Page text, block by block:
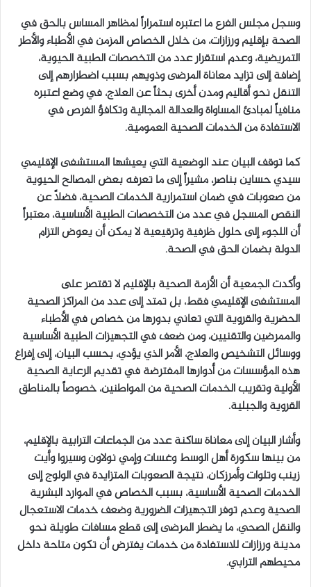
وسجل مجلس الفرع ما اعتبره استمراراً لمظاهر المساس بالحق في
الصحة بإقليم ورزازات، من خلال الخصاص المزمن في الأطباء والأطر
التمريضية، وعدم استقرار عدد من التخصصات الطبية الحيوية،
إضافة إلى تزايد معاناة المرضى وذويهم بسبب اضطرارهم إلى
التنقل نحو أقاليم ومدن أخرى بحثاً عن العلاج، في وضع اعتبره
منافياً لمبادئ المساواة والعدالة المجالية وتكافؤ الفرص في
الاستفادة من الخدمات الصحية العمومية.
كما توقف البيان عند الوضعية التي يعيشها المستشفى الإقليمي
سيدي حساين بناصر، مشيراً إلى ما تعرفه بعض المصالح الحيوية
من صعوبات في ضمان استمرارية الخدمات الصحية، فضلاً عن
النقص المسجل في عدد من التخصصات الطبية الأساسية، معتبراً
أن اللجوء إلى حلول ظرفية وترقيعية لا يمكن أن يعوض التزام
الدولة بضمان الحق في الصحة.
وأكدت الجمعية أن الأزمة الصحية بالإقليم لا تقتصر على
المستشفى الإقليمي فقط، بل تمتد إلى عدد من المراكز الصحية
الحضرية والقروية التي تعاني بدورها من خصاص في الأطباء
والممرضين والتقنيين، ومن ضعف في التجهيزات الطبية الأساسية
ووسائل التشخيص والعلاج، الأمر الذي يؤدي، بحسب البيان، إلى إفراغ
هذه المؤسسات من أدوارها المفترضة في تقديم الرعاية الصحية
الأولية وتقريب الخدمات الصحية من المواطنين، خصوصاً بالمناطق
القروية والجبلية.
وأشار البيان إلى معاناة ساكنة عدد من الجماعات الترابية بالإقليم،
من بينها سكورة أهل الوسط وغسات وإمي نولاون وسيروا وأيت
زينب وتلوات وأمرزكان، نتيجة الصعوبات المتزايدة في الولوج إلى
الخدمات الصحية الأساسية، بسبب الخصاص في الموارد البشرية
الصحية وعدم توفر التجهيزات الضرورية وضعف خدمات الاستعجال
والنقل الصحي، ما يضطر المرضى إلى قطع مسافات طويلة نحو
مدينة ورزازات للاستفادة من خدمات يفترض أن تكون متاحة داخل
محيطهم الترابي.